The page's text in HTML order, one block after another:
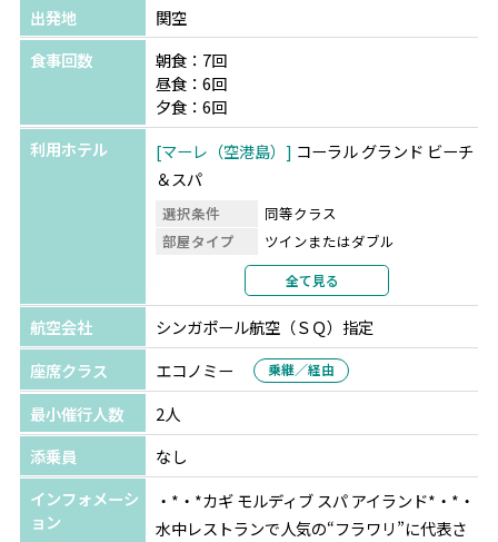
※ご予約時に必ずハネムーンの旨をご申告ください(ご予
約後の申し出は不可)。
※全て滞在中1回のご提供となります。
出発地
関空
食事回数
朝食：7回
昼食：6回
夕食：6回
利用ホテル
マーレ（空港島）
コーラル グランド ビーチ
＆スパ
選択条件
同等クラス
部屋タイプ
ツインまたはダブル
2名1室利用
部屋カテゴリ
指定なし
北マーレ カギ モルディブ スパ アイランド
★★★★★
選択条件
指定
部屋タイプ
利用形態
部屋カテゴリ
オーシャンプールヴィラ
全て見る
航空会社
シンガポール航空（ＳＱ）指定
座席クラス
エコノミー 乗継／経由
最小催行人数
2人
添乗員
なし
インフォメーシ
ョン
・*・*カギ モルディブ スパ アイランド*・*・
水中レストランで人気の“フラワリ”に代表さ